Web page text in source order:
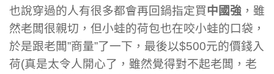
也說穿過的人有很多都會再回鍋指定買中國強 ，雖
然老闆很親切，但小蛙的荷包也在咬小蛙的口袋，
於是跟老闆”商量”了一下，最後以$500元的價錢入
荷(真是太令人開心了，雖然覺得對不起老闆，老